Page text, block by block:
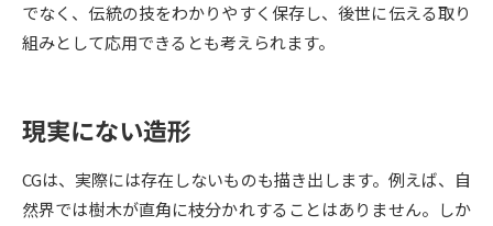
志望校・出願校を調べる
先輩が入学を決めた理由
新生活お役立ちガイド
でなく、伝統の技をわかりやすく保存し、後世に伝える取り
組みとして応用できるとも考えられます。
現実にない造形
CGは、実際には存在しないものも描き出します。例えば、自
然界では樹木が直角に枝分かれすることはありません。しか